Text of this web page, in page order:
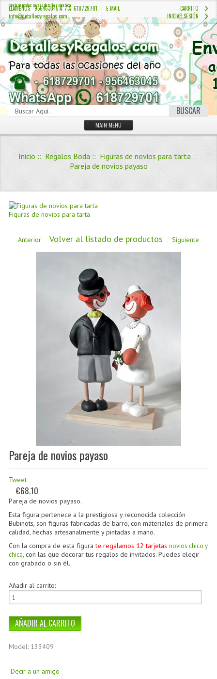
pareja de novios payaso detalles para boda
LLÁMENOS : 956463045 Â / Â 618729701 E-MAIL:
info@detallesyregalos.com
CARRITO
INICIAR SESIÓN
BUSCAR
MAIN MENU
CONTÁCTENOS
CÓMO COMPRAR
DÓNDE ESTAMOS
Inicio :: Regalos Boda :: Figuras de novios para tarta ::
Pareja de novios payaso
Figuras de novios para tarta
Anterior Volver al listado de productos Siguiente
Pareja de novios payaso
Tweet
€68.10
Pareja de novios payaso.
Esta figura pertenece a la prestigiosa y reconocida colección
Bubinots, son figuras fabricadas de barro, con materiales de primera
calidad, hechas artesanalmente y pintadas a mano.
Con la compra de esta figurate regalamos 12 tarjetas novios chico y
chica, con las que decorar tus regalos de invitados. Puedes elegir
con grabado o sin él.
Añadir al carrito:
Model: 133409
Decir a un amigo